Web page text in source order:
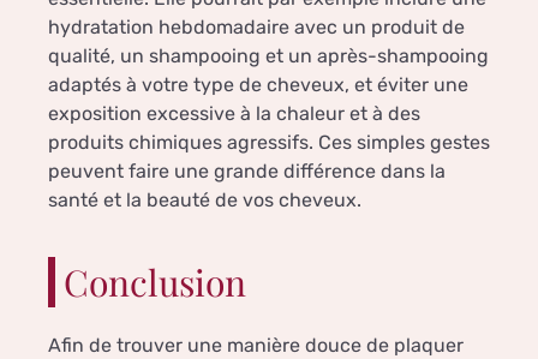
hydratation hebdomadaire avec un produit de
qualité, un shampooing et un après-shampooing
adaptés à votre type de cheveux, et éviter une
exposition excessive à la chaleur et à des
produits chimiques agressifs. Ces simples gestes
peuvent faire une grande différence dans la
santé et la beauté de vos cheveux.
Conclusion
Afin de trouver une manière douce de plaquer